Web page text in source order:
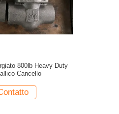
800lb Heavy Duty
Cancello